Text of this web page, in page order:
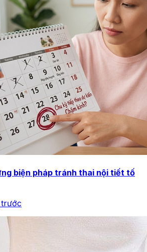
biện pháp tránh thai nội tiết tố